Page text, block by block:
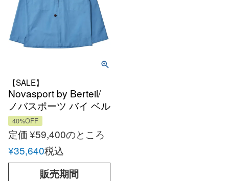
【SALE】
Novasport by Berteil/
ノバスポーツ バイ ベル
テイユ Loctudy コット
ンフレンチジャケット
made in French
40%OFF
定価¥59,400のところ
¥35,640税込
販売期間